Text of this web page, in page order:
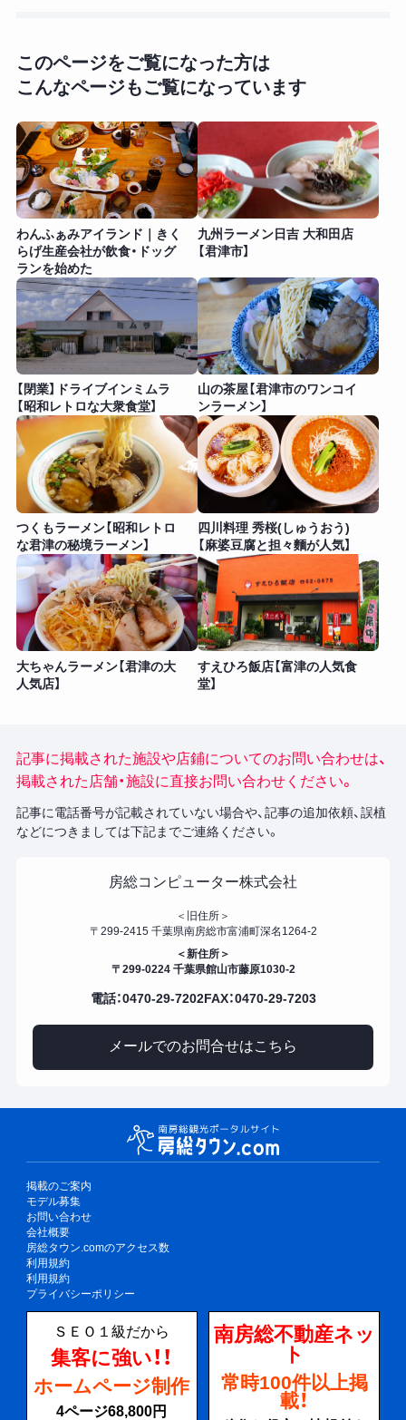
このページをご覧になった方は
こんなページもご覧になっています
わんふぁみアイランド｜きく
らげ生産会社が飲食・ドッグ
ランを始めた
九州ラーメン日吉 大和田店
【君津市】
【閉業】ドライブインミムラ
【昭和レトロな大衆食堂】
山の茶屋【君津市のワンコイ
ンラーメン】
つくもラーメン【昭和レトロ
な君津の秘境ラーメン】
四川料理 秀桜(しゅうおう)
【麻婆豆腐と担々麵が人気】
大ちゃんラーメン【君津の大
人気店】
すえひろ飯店【富津の人気食
堂】
記事に掲載された施設や店鋪についてのお問い合わせは、
掲載された店舗・施設に直接お問い合わせください。
記事に電話番号が記載されていない場合や、記事の追加依頼、誤植
などにつきましては下記までご連絡ください。
房総コンピューター株式会社
＜旧住所＞
〒299-2415 千葉県南房総市富浦町深名1264-2
＜新住所＞
〒299-0224 千葉県館山市藤原1030-2
電話：0470-29-7202FAX：0470-29-7203
メールでのお問合せはこちら
掲載のご案内
モデル募集
お問い合わせ
会社概要
房総タウン.comのアクセス数
利用規約
利用規約
プライバシーポリシー
ＳＥＯ１級だから
集客に強い！！
ホームページ制作
4ページ68,800円
南房総不動産ネッ
ト
常時100件以上掲
載！